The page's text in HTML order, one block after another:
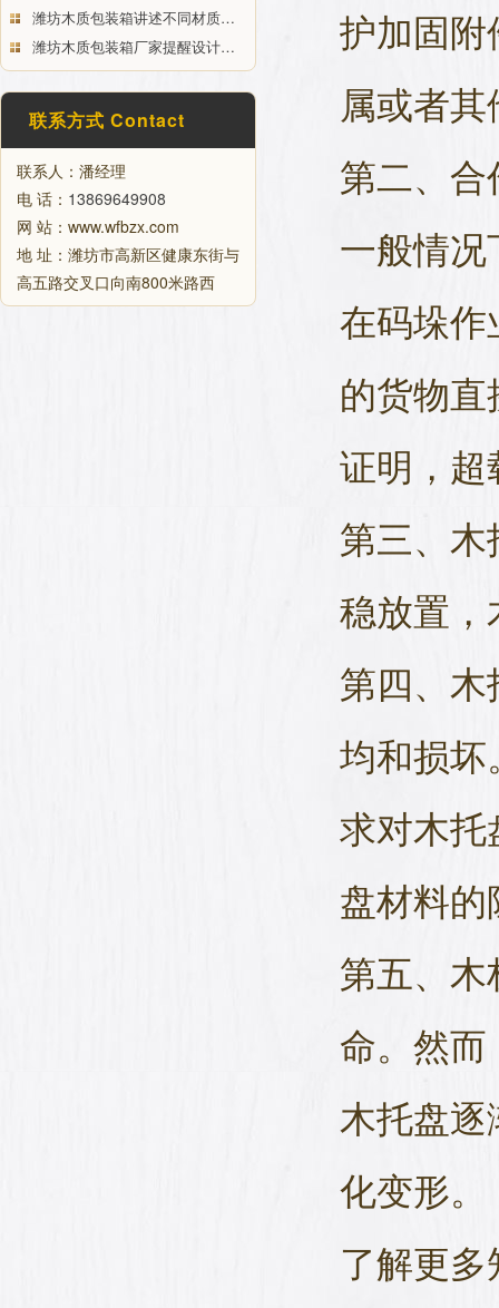
潍坊木质包装箱讲述不同材质…
潍坊木质包装箱厂家提醒设计…
联系方式 Contact
联系人：潘经理
电 话： 13869649908
网 站：www.wfbzx.com
地 址：潍坊市高新区健康东街与
高五路交叉口向南800米路西
护加固
属或者
第二、
一般情
在码垛
的货物
证明，
第三、
稳放置
第四、
均和损
求对木
盘材料
第五、
命。然
木托盘
化变形。
了解更